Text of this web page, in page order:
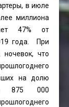
в июле
миллиона
47% от
года. При
что
на долю
875 000